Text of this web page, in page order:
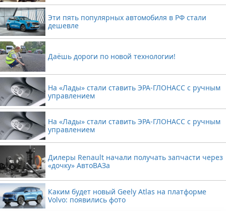
Эти пять популярных автомобиля в РФ стали
дешевле
Даёшь дороги по новой технологии!
На «Лады» стали ставить ЭРА-ГЛОНАСС с ручным
управлением
На «Лады» стали ставить ЭРА-ГЛОНАСС с ручным
управлением
Дилеры Renault начали получать запчасти через
«дочку» АвтоВАЗа
Каким будет новый Geely Atlas на платформе
Volvo: появились фото